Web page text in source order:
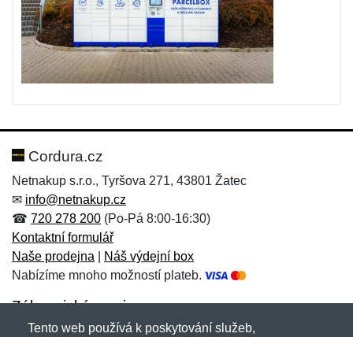
Cordura.cz
Netnakup s.r.o., Tyršova 271, 43801 Žatec
✉ info@netnakup.cz
☎ 720 278 200 (Po-Pá 8:00-16:30)
Kontaktní formulář
Naše prodejna
Náš výdejní box
Nabízíme mnoho možností plateb.
Zákaznický servis
Novinky emailem
Tento web používá k poskytování služeb,